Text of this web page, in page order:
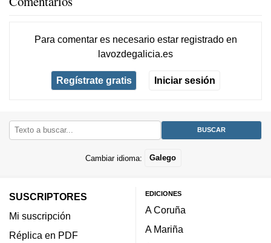
Para comentar es necesario estar registradoen
lavozdegalicia.es
Regístrate gratis Iniciar sesión
Cambiar idioma: Galego
SUSCRIPTORES
Mi suscripción
Réplica en PDF
EDICIONES
A Coruña
A Mariña